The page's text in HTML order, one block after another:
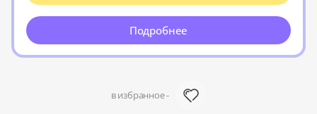
в избранное -
Подробнее